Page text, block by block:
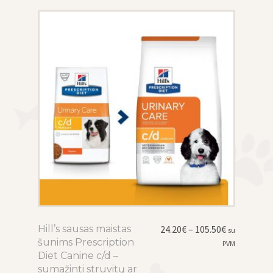
be
the
product
page
Hill’s sausas maistas
šunims Prescription
Diet Canine c/d –
sumažinti struvitų ar
24.20€– 105.50€Price
range:
su
PVM